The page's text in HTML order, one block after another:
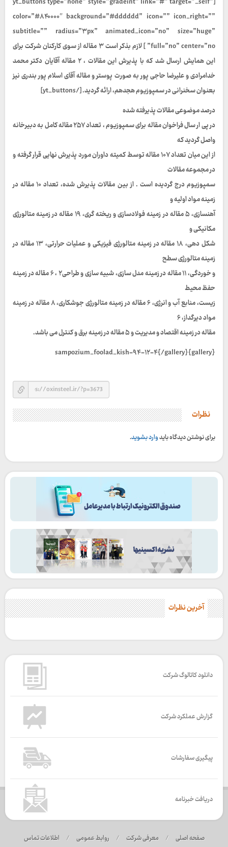
color=”#۸۴۰۰۰۰″ background=”#dddddd” icon=”” icon_right=””
subtitle=”” radius=”۳px” animated_icon=”no” size=”huge”
full=”no” center=”no” ] لازم بذکر است ۳ مقاله از سوی کارکنان شرکت برای
این همایش ارسال شد که با پذیرش این مقالات ، ۲ مقاله آقایان دکتر محمد
خدامرادی و علیرضا حاجی پور به صورت پوستر و مقاله آقای اسلام پور بندری نیز
بعنوان سخنرانی در سمپوزیوم هجدهم، ارائه گردید. [/yt_buttons]
درصد موضوعی مقالات پذیرفته شده
در پی ار سال فراخوان مقاله برای سمپوزیوم ، تعداد ۲۵۷ مقاله کامل به دبیرخانه
واصل گردید که
از این میان تعداد ۱۰۷ مقاله توسط کمیته داوران مورد پذیرش نهایی قرار گرفته و
در مجموعه مقالات
سمپوزیوم درج گردیده است . از بین مقالات پذیرش شده، تعداد ۱۰ مقاله در
زمینه مواد اولیه و
آهنسازی، ۵ مقاله در زمینه فولادسازی و ریخته گری، ۱۹ مقاله در زمینه متالورژی
مکانیکی و
شکل دهی، ۱۸ مقاله در زمینه متالورژی فیزیکی و عملیات حرارتی، ۱۳ مقاله در
زمینه متالورژی سطح
و خوردگی، ۱۱ مقاله در زمینه مدل سازی، شبیه سازی و طراحی۲ ، ۶ مقاله در زمینه
حفظ محیط
زیست، منابع آب و انرژی، ۶ مقاله در زمینه متالورژی جوشکاری، ۸ مقاله در زمینه
مواد دیرگداز، ۶
مقاله در زمینه اقتصاد و مدیریت و ۵ مقاله در زمینه برق و کنترل می باشد.
{gallery}sampozium_foolad_kish-۹۴-۱۲-۴{/gallery}
نظرات
برای نوشتن دیدگاه بایدوارد بشوید.
آخرین نظرات
دانلود کاتالوگ شرکت
گزارش عملکرد شرکت
پیگیری سفارشات
دریافت خبرنامه
صفحه اصلی / معرفی شرکت / روابط عمومی / اطلاعات تماس